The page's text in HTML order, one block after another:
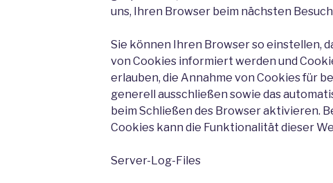
uns, Ihren Browser beim nächsten
Sie können Ihren Browser so einstellen,
von Cookies informiert werden und
erlauben, die Annahme von Cookies für
generell ausschließen sowie das
beim Schließen des Browser aktivieren.
Cookies kann die Funktionalität dieser
Server-Log-Files